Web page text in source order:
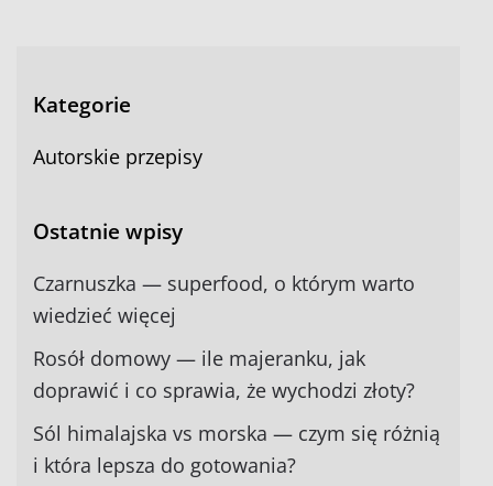
Kategorie
Autorskie przepisy
Ostatnie wpisy
Czarnuszka — superfood, o którym warto
wiedzieć więcej
Rosół domowy — ile majeranku, jak
doprawić i co sprawia, że wychodzi złoty?
Sól himalajska vs morska — czym się różnią
i która lepsza do gotowania?